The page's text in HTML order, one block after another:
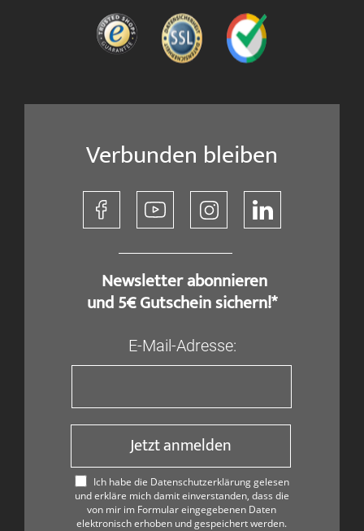
Verbunden bleiben
​ Newsletter abonnieren
und 5€ Gutschein sichern!*
E-Mail-Adresse:
Jetzt anmelden
Ich habe die Datenschutzerklärung gelesen
und erkläre mich damit einverstanden, dass die
von mir im Formular eingegebenen Daten
elektronisch erhoben und gespeichert werden.